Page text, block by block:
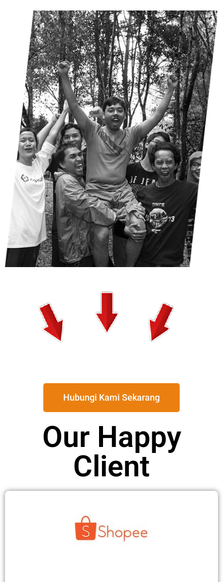
Hubungi Kami Sekarang
Our Happy
Client